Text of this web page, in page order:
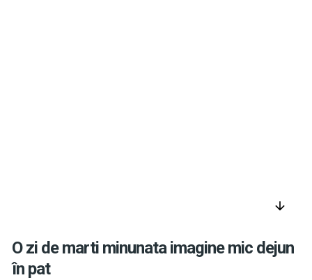
arrow_downward
O zi de marti minunata imagine mic dejun
în pat